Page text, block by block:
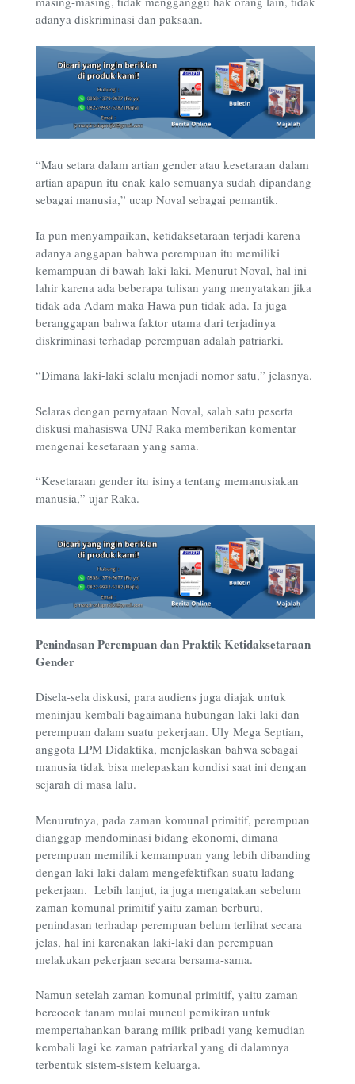
adanya diskriminasi dan paksaan.
“Mau setara dalam artian gender atau kesetaraan dalam
artian apapun itu enak kalo semuanya sudah dipandang
sebagai manusia,” ucap Noval sebagai pemantik.
Ia pun menyampaikan, ketidaksetaraan terjadi karena
adanya anggapan bahwa perempuan itu memiliki
kemampuan di bawah laki-laki. Menurut Noval, hal ini
lahir karena ada beberapa tulisan yang menyatakan jika
tidak ada Adam maka Hawa pun tidak ada. Ia juga
beranggapan bahwa faktor utama dari terjadinya
diskriminasi terhadap perempuan adalah patriarki.
“Dimana laki-laki selalu menjadi nomor satu,” jelasnya.
Selaras dengan pernyataan Noval, salah satu peserta
diskusi mahasiswa UNJ Raka memberikan komentar
mengenai kesetaraan yang sama.
“Kesetaraan gender itu isinya tentang memanusiakan
manusia,” ujar Raka.
Penindasan Perempuan dan Praktik Ketidaksetaraan
Gender
Disela-sela diskusi, para audiens juga diajak untuk
meninjau kembali bagaimana hubungan laki-laki dan
perempuan dalam suatu pekerjaan. Uly Mega Septian,
anggota LPM Didaktika, menjelaskan bahwa sebagai
manusia tidak bisa melepaskan kondisi saat ini dengan
sejarah di masa lalu.
Menurutnya, pada zaman komunal primitif, perempuan
dianggap mendominasi bidang ekonomi, dimana
perempuan memiliki kemampuan yang lebih dibanding
dengan laki-laki dalam mengefektifkan suatu ladang
pekerjaan. Lebih lanjut, ia juga mengatakan sebelum
zaman komunal primitif yaitu zaman berburu,
penindasan terhadap perempuan belum terlihat secara
jelas, hal ini karenakan laki-laki dan perempuan
melakukan pekerjaan secara bersama-sama.
Namun setelah zaman komunal primitif, yaitu zaman
bercocok tanam mulai muncul pemikiran untuk
mempertahankan barang milik pribadi yang kemudian
kembali lagi ke zaman patriarkal yang di dalamnya
terbentuk sistem-sistem keluarga.